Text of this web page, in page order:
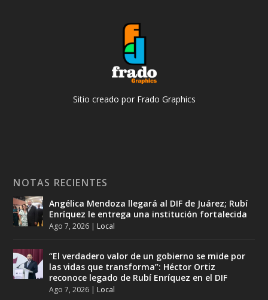
Sitio creado por Frado Graphics
NOTAS RECIENTES
Angélica Mendoza llegará al DIF de Juárez; Rubí
Enríquez le entrega una institución fortalecida
Ago 7, 2026 | Local
“El verdadero valor de un gobierno se mide por
las vidas que transforma”: Héctor Ortiz
reconoce legado de Rubí Enríquez en el DIF
Ago 7, 2026 | Local